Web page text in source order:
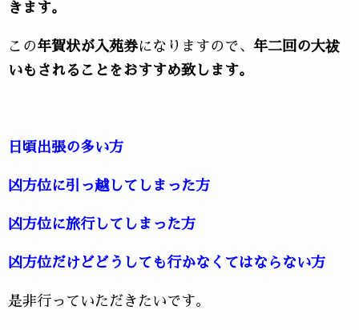
きます。
この年賀状が入苑券になりますので、 年二回の大祓
いもされることをおすすめ致します。
日頃出張の多い方
凶方位に引っ越してしまった方
凶方位に旅行してしまった方
凶方位だけどどうしても行かなくてはならない方
是非行っていただきたいです。